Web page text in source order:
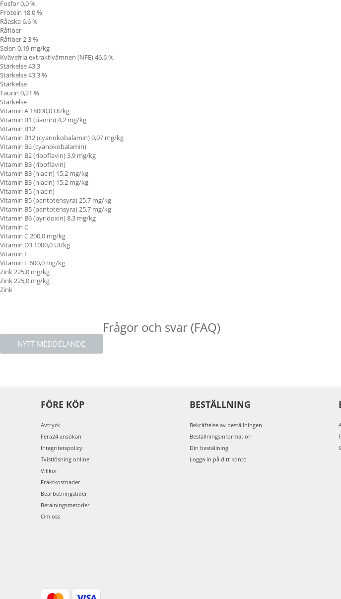
Fosfor 0,0 %
Protein 18,0 %
Råaska 6,6 %
Råfiber
Råfiber 2,3 %
Selen 0,19 mg/kg
Kvävefria extraktivämnen (NFE) 46,6 %
Stärkelse 43,3
Stärkelse 43,3 %
Stärkelse
Taurin 0,21 %
Stärkelse
Vitamin A 18000,0 UI/kg
Vitamin B1 (tiamin)4,2 mg/kg
Vitamin B12
Vitamin B12 (cyanokobalamin) 0,07 mg/kg
Vitamin B2 (cyanokobalamin)
Vitamin B2 (riboflavin) 3,9 mg/kg
Vitamin B3 (riboflavin)
Vitamin B3 (niacin) 15,2 mg/kg
Vitamin B3 (niacin) 15,2 mg/kg
Vitamin B5 (niacin)
Vitamin B5 (pantotensyra) 25,7 mg/kg
Vitamin B5 (pantotensyra) 25,7 mg/kg
Vitamin B6 (pyridoxin) 8,3 mg/kg
Vitamin C
Vitamin C200,0 mg/kg
Vitamin D3 1000,0 UI/kg
Vitamin E
Vitamin E 600,0 mg/kg
Zink 225,0 mg/kg
Zink 225,0 mg/kg
Zink
NYTT MEDDELANDE
Frågor och svar (FAQ)
FÖRE KÖP
Avtryck
Fera24 ansökan
Integritetspolicy
Tvistlösning online
Villkor
Fraktkostnader
Bearbetningstider
Betalningsmetoder
Om oss
BESTÄLLNING
Bekräftelse av beställningen
Beställningsinformation
Din beställning
Logga in på ditt konto